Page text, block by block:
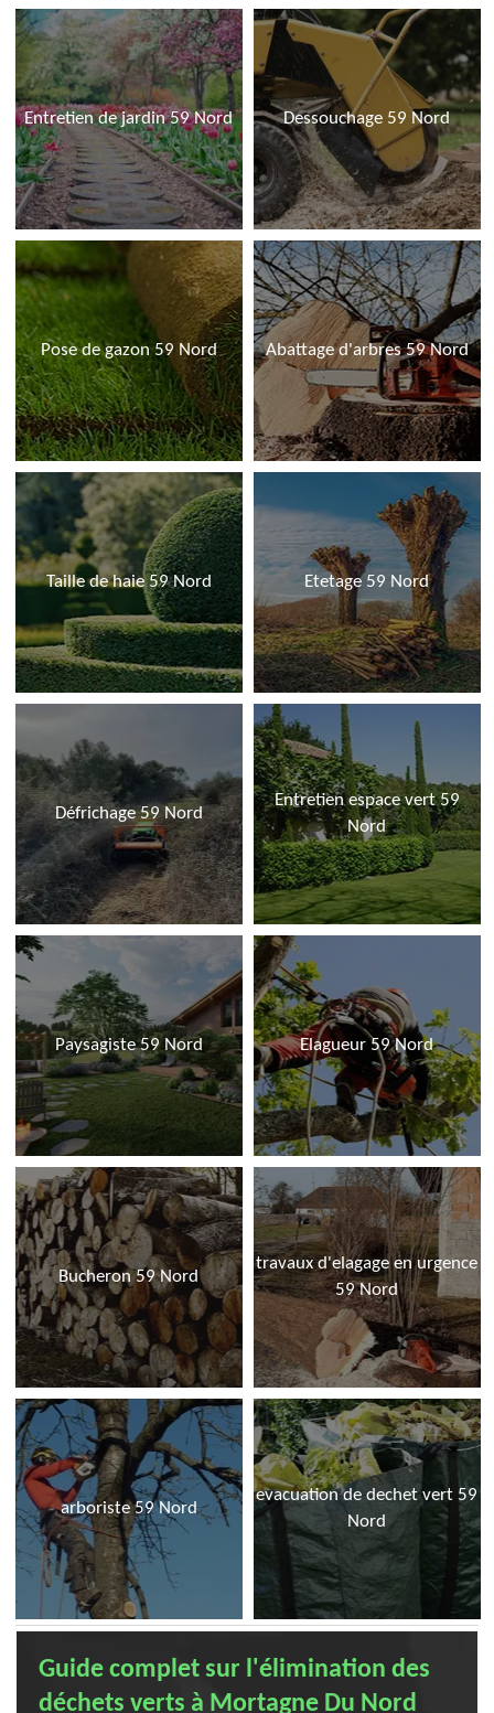
Entretien de jardin 59 Nord Dessouchage 59 Nord
Pose de gazon 59 Nord Abattage d'arbres 59 Nord
Taille de haie 59 Nord Etetage 59 Nord
Défrichage 59 Nord
Entretien espace vert 59
Nord
Paysagiste 59 Nord Elagueur 59 Nord
Bucheron 59 Nord
travaux d'elagage en urgence
59 Nord
arboriste 59 Nord
evacuation de dechet vert 59
Nord
Guide complet sur l'élimination des
déchets verts à Mortagne Du Nord